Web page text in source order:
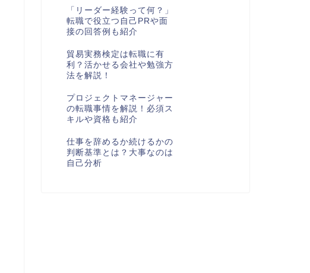
「リーダー経験って何？」
転職で役立つ自己PRや面
接の回答例も紹介
貿易実務検定は転職に有
利？活かせる会社や勉強方
法を解説！
プロジェクトマネージャー
の転職事情を解説！必須ス
キルや資格も紹介
仕事を辞めるか続けるかの
判断基準とは？大事なのは
自己分析